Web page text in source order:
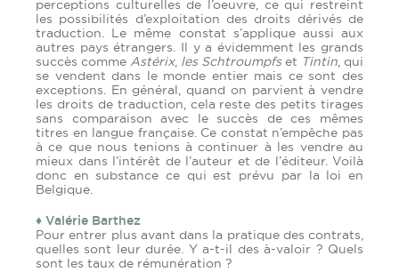
perceptions culturelles de l’oeuvre, ce qui restreint
les possibilités d’exploitation des droits dérivés de
traduction. Le même constat s’applique aussi aux
autres pays étrangers. Il y a évidemment les grands
succès comme Astérix, les Schtroumpfset Tintin , qui
se vendent dans le monde entier mais ce sont des
exceptions. En général, quand on parvient à vendre
les droits de traduction, cela reste des petits tirages
sans comparaison avec le succès de ces mêmes
titres en langue française. Ce constat n’empêche pas
à ce que nous tenions à continuer à les vendre au
mieux dans l’intérêt de l’auteur et de l’éditeur. Voilà
donc en substance ce qui est prévu par la loi en
Belgique.
♦ Valérie Barthez
Pour entrer plus avant dans la pratique des contrats,
quelles sont leur durée. Y a-t-il des à-valoir ? Quels
sont les taux de rémunération ?